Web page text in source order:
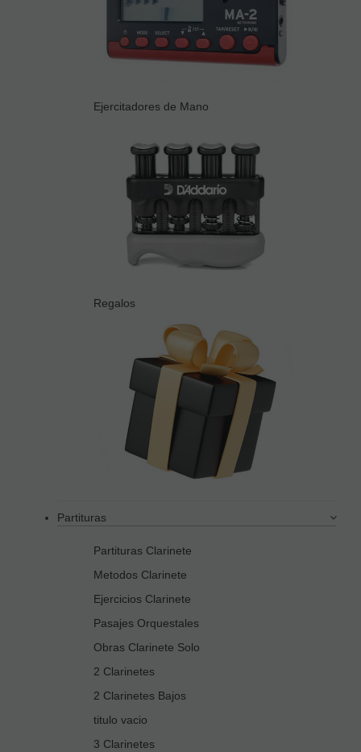
Ejercitadores de Mano
Regalos
Partituras
Partituras Clarinete
Metodos Clarinete
Ejercicios Clarinete
Pasajes Orquestales
Obras Clarinete Solo
2 Clarinetes
2 Clarinetes Bajos
titulo vacio
3 Clarinetes